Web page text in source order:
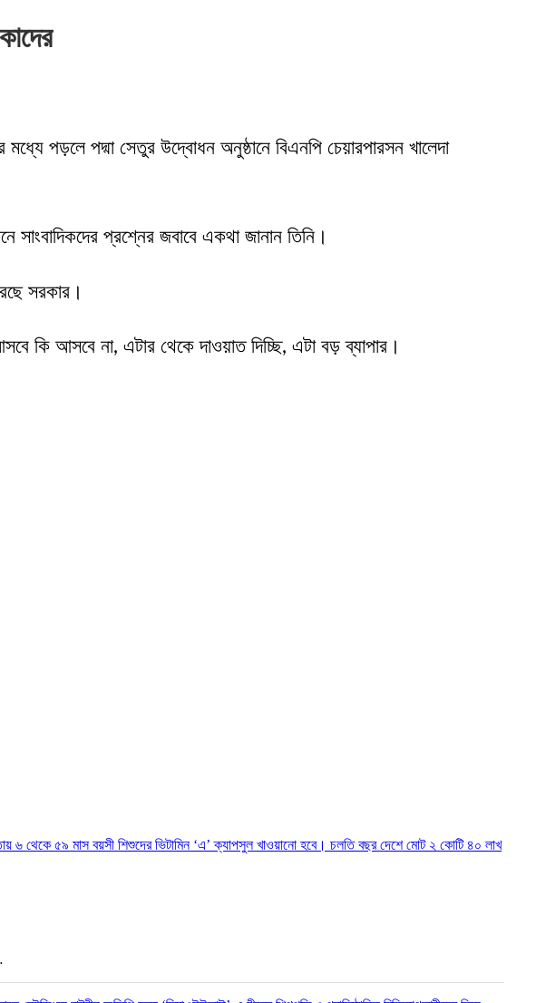
পড়লে পদ্মা সেতুর উদ্বোধন অনুষ্ঠানে বিএনপি চেয়ারপারসন খালেদা
সাংবাদিকদের প্রশ্নের জবাবে একথা জানান তিনি।
সরকার।
কি আসবে না, এটার থেকে দাওয়াত দিচ্ছি, এটা বড় ব্যাপার।